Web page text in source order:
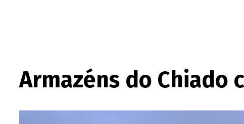
Armazéns do Chiado